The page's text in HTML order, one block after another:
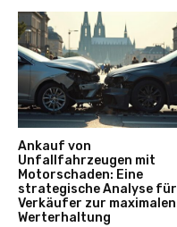
Ankauf von
Unfallfahrzeugen mit
Motorschaden: Eine
strategische Analyse für
Verkäufer zur maximalen
Werterhaltung